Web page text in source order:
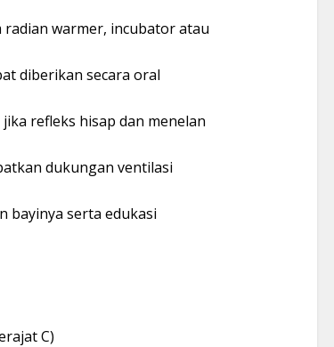
warmer, incubator atau
diberikan secara oral
refleks hisap dan menelan
dukungan ventilasi
bayinya serta edukasi
C)